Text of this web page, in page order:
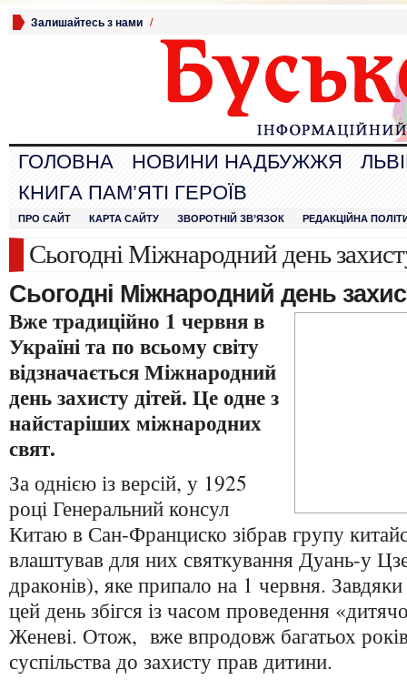
Залишайтесь з нами /
ГОЛОВНА НОВИНИ НАДБУЖЖЯ
КНИГА ПАМ’ЯТІ ГЕРОЇВ
ПРО САЙТ КАРТА САЙТУ ЗВОРОТНІЙ ЗВ’ЯЗОК РЕДАКЦІЙНА
Сьогодні Міжнародний день
Сьогодні Міжнародний день
Вже традиційно 1 червня в
Україні та по всьому світу
відзначається Міжнародний
день захисту дітей. Це одне з
найстаріших міжнародних
свят.
За однією із версій, у 1925
році Генеральний консул
Китаю в Сан-Франциско зібрав групу
влаштував для них святкування Дуань-у
драконів), яке припало на 1 червня.
цей день збігся із часом проведення
Женеві. Отож, вже впродовж багатьох
суспільства до захисту прав дитини.